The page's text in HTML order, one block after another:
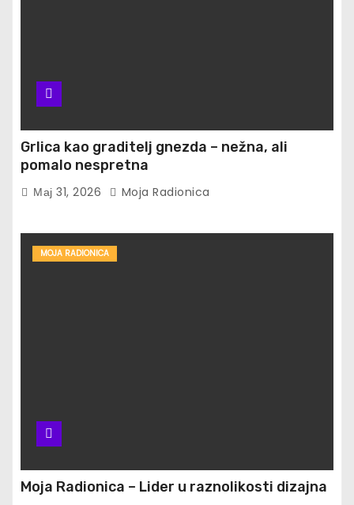
Grlica kao graditelj gnezda – nežna, ali
pomalo nespretna
Мај 31, 2026 Moja Radionica
MOJA RADIONICA
Moja Radionica – Lider u raznolikosti dizajna